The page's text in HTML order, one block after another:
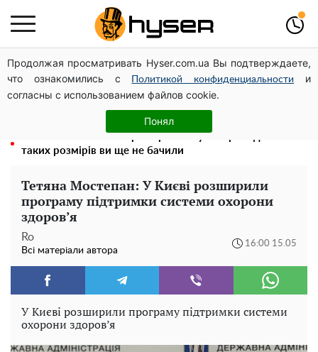
Продолжая просматривать Hyser.com.ua Вы подтверждаете,
что ознакомились с
Политикой конфиденциальности
и
согласны с использованием файлов cookie.
Понял
Посол ОБСЄ вдруге відвідав місце російського удару
по житловому будинку на Подолі
Гола Олена Тополя у цікавих позах змусила відвисати
щелепи: злив відео – було лише початком
таких розмірів ви ще не бачили
Тетяна Мостепан: У Києві розширили
програму підтримки системи охорони
здоров’я
Ro
Всі матеріали автора
16:00 15.05
У Києві розширили програму підтримки системи
охорони здоров’я